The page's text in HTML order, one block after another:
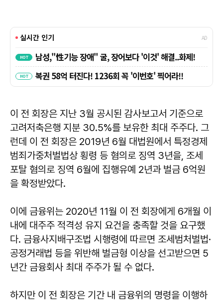
이 전 회장은 지난 3월 공시된 감사보고서 기준으로
고려저축은행 지분 30.5%를 보유한 최대 주주다. 그
런데 이 전 회장은 2019년 6월 대법원에서 특정경제
범죄가중처벌법상 횡령 등 혐의로 징역 3년을, 조세
포탈 혐의로 징역 6월에 집행유예 2년과 벌금 6억원
을 확정받았다.
이에 금융위는 2020년 11월 이 전 회장에게 6개월 이
내에 대주주 적격성 유지 요건을 충족할 것을 요구했
다. 금융사지배구조법 시행령에 따르면 조세범처벌법·
공정거래법 등을 위반해 벌금형 이상을 선고받으면 5
년간 금융회사 최대 주주가 될 수 없다.
하지만 이 전 회장은 기간 내 금융위의 명령을 이행하